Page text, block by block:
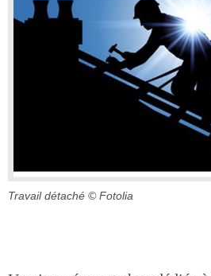
Travail détaché © Fotolia